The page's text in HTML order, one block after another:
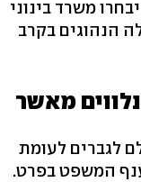
משרד בינוני
הנהוגים בקרב
מאשר
לגברים לעומת
המשפט בפרט.